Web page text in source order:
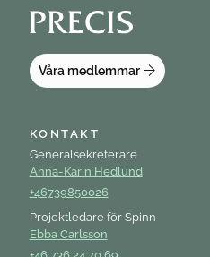
Våra medlemmar
KONTAKT
Generalsekreterare
Anna-Karin Hedlund
+46739850026
Projektledare för Spinn
Ebba Carlsson